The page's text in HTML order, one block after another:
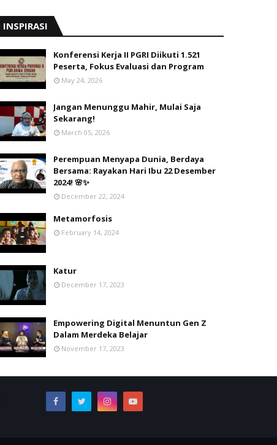
INSPIRASI
Konferensi Kerja II PGRI Diikuti 1.521
Peserta, Fokus Evaluasi dan Program
May 24, 2026
Jangan Menunggu Mahir, Mulai Saja
Sekarang!
March 05, 2026
Perempuan Menyapa Dunia, Berdaya
Bersama: Rayakan Hari Ibu 22 Desember
2024! 🌸✨
December 22, 2024
Metamorfosis
February 14, 2024
Katur
December 17, 2023
Empowering Digital Menuntun Gen Z
Dalam Merdeka Belajar
November 17, 2023